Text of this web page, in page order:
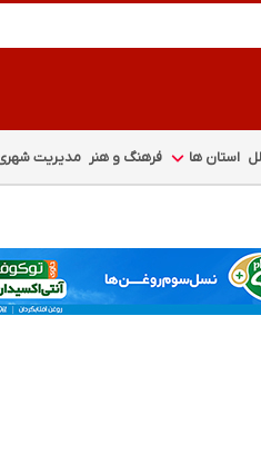
استان ها فرهنگ و هنر مدیریت